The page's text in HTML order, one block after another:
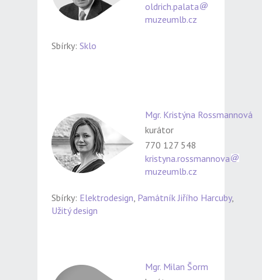
oldrich.palata
muzeumlb.cz
Sbírky: Sklo
Mgr. Kristýna Rossmannová
kurátor
770 127 548
kristyna.rossmannova
muzeumlb.cz
Sbírky: Elektrodesign, Památník Jiřího Harcuby,
Užitý design
Mgr. Milan Šorm